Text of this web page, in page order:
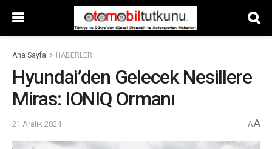
Ana Sayfa HABERLER
Hyundai’den Gelecek Nesillere
Miras: IONIQ Ormanı
21 Aralık 2024 AA